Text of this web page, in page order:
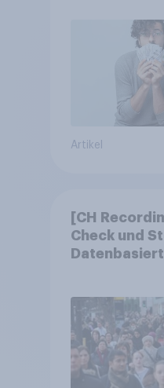
Artikel
[CH
Check und